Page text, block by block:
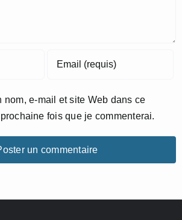
nom, e-mail et site Web dans ce
fois que je commenterai.